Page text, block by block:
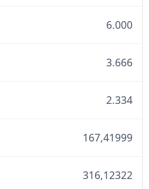
6.000
3.666
2.334
167,41999
316,12322